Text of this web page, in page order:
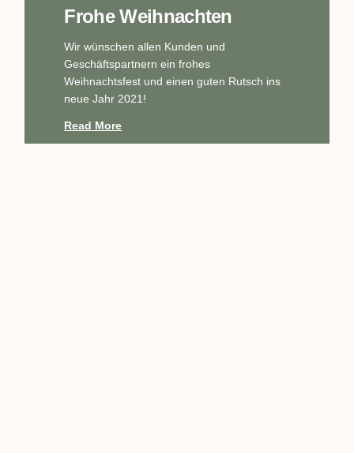
Frohe Weihnachten
Wir wünschen allen Kunden und
Geschäftspartnern ein frohes
Weihnachtsfest und einen guten Rutsch ins
neue Jahr 2021!
Read More